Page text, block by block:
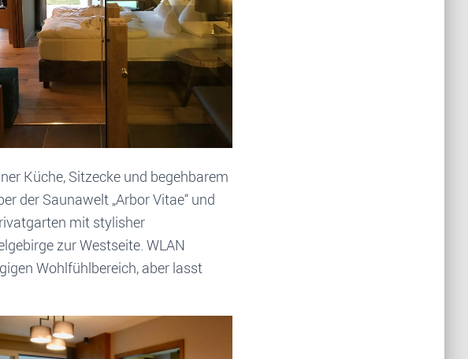
Küche, Sitzecke und begehbarem
der Saunawelt „Arbor Vitae“ und
mit stylisher
zur Westseite. WLAN
Wohlfühlbereich, aber lasst